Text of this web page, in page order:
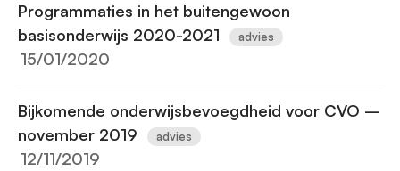
Programmaties in het buitengewoon
basisonderwijs 2020-2021
advies
15/01/2020
Bijkomende onderwijsbevoegdheid voor CVO –
november 2019
advies
12/11/2019